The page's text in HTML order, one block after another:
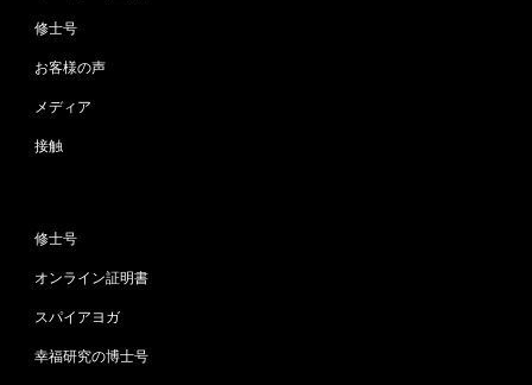
修士号
お客様の声
メディア
接触
修士号
オンライン証明書
スパイアヨガ
幸福研究の博士号